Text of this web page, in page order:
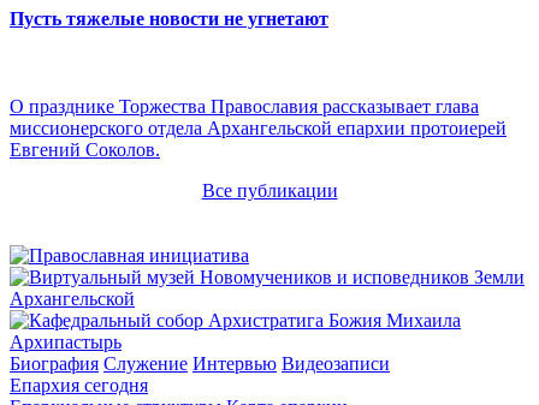
Пусть тяжелые новости не угнетают
О празднике Торжества Православия рассказывает глава
миссионерского отдела Архангельской епархии протоиерей
Евгений Соколов.
Все публикации
Архипастырь
Биография Служение Интервью Видеозаписи
Епархия сегодня